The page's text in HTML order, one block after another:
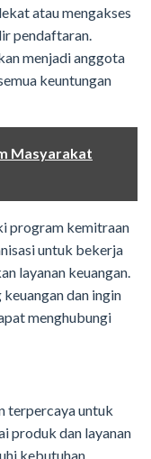
atau mengakses
pendaftaran.
menjadi anggota
keuntungan
Masyarakat
program kemitraan
untuk bekerja
layanan keuangan.
dan ingin
menghubungi
terpercaya untuk
produk dan layanan
kebutuhan